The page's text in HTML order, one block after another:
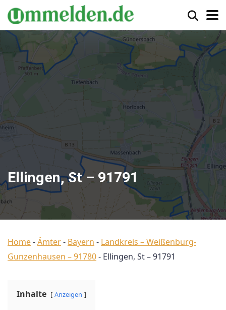
Ellingen, St – 91791
Home-Ämter- Bayern - Landkreis – Weißenburg-
Gunzenhausen – 91780- Ellingen, St – 91791
Inhalte Anzeigen